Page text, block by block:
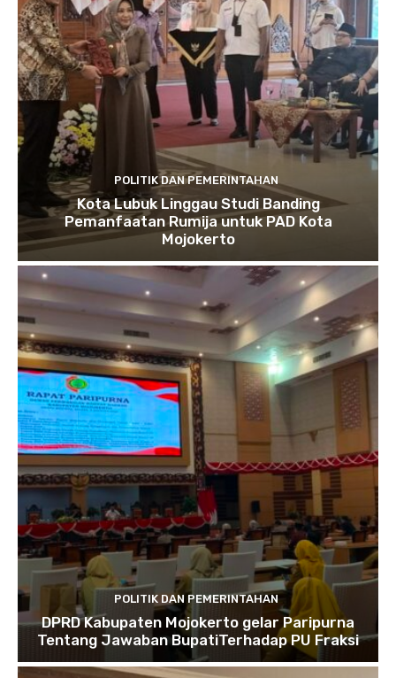
POLITIK DAN PEMERINTAHAN
Kota Lubuk Linggau Studi Banding
Pemanfaatan Rumija untuk PAD Kota
Mojokerto
POLITIK DAN PEMERINTAHAN
DPRD Kabupaten Mojokerto gelar Paripurna
Tentang Jawaban BupatiTerhadap PU Fraksi